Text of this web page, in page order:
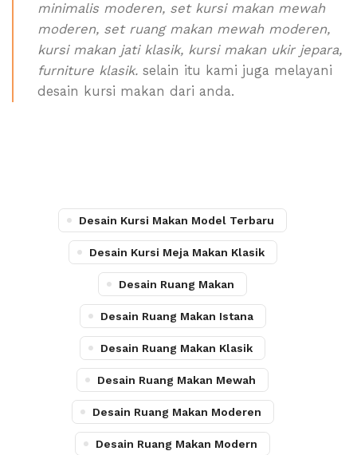
minimalis moderen, set kursi makan mewah
moderen, set ruang makan mewah moderen,
kursi makan jati klasik, kursi makan ukir jepara,
furniture klasik. selain itu kami juga melayani
desain kursi makan dari anda.
Desain Kursi Makan Model Terbaru
Desain Kursi Meja Makan Klasik
Desain Ruang Makan
Desain Ruang Makan Istana
Desain Ruang Makan Klasik
Desain Ruang Makan Mewah
Desain Ruang Makan Moderen
Desain Ruang Makan Modern